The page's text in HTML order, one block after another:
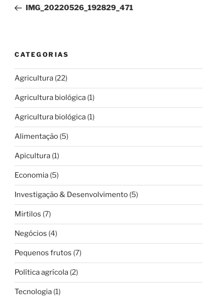
artigos
anterior
IMG_20220526_192829_471
CATEGORIAS
Agricultura (22)
Agricultura biológica (1)
Agricultura biológica (1)
Alimentação (5)
Apicultura (1)
Economia (5)
Investigação & Desenvolvimento (5)
Mirtilos (7)
Negócios (4)
Pequenos frutos (7)
Política agrícola (2)
Tecnologia (1)